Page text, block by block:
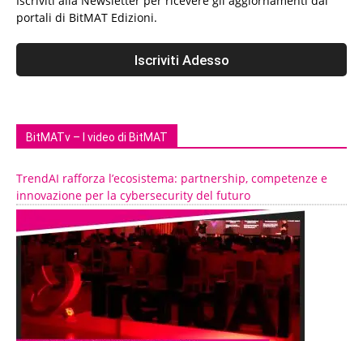
portali di BitMAT Edizioni.
BitMATv – I video di BitMAT
TrendAI rafforza l’ecosistema: partnership, competenze e
innovazione per la cybersecurity del futuro